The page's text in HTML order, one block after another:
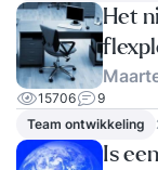
Het
15706
9
Team ontwikkeling
Is